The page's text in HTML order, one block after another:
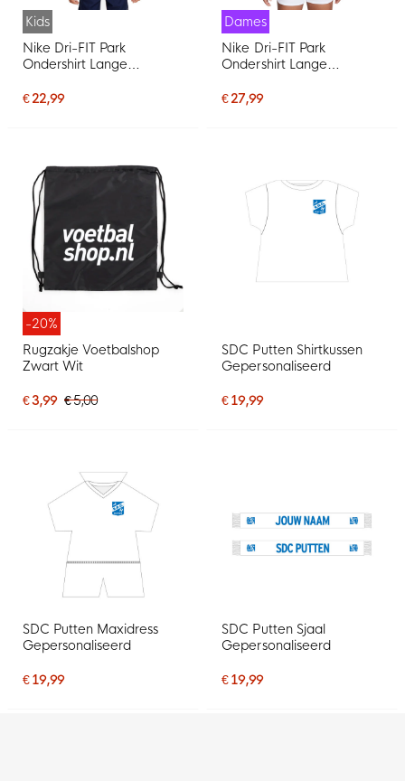
Kids
Nike Dri-FIT Park
Ondershirt Lange
€ 22,99
Dames
Nike Dri-FIT Park
Ondershirt Lange
Wit
€ 27,99
-20%
Rugzakje Voetbalshop
Zwart Wit
€ 3,99 € 5,00
SDC Putten Shirtkussen
Gepersonaliseerd
€ 19,99
SDC Putten Maxidress
Gepersonaliseerd
€ 19,99
SDC Putten Sjaal
Gepersonaliseerd
€ 19,99